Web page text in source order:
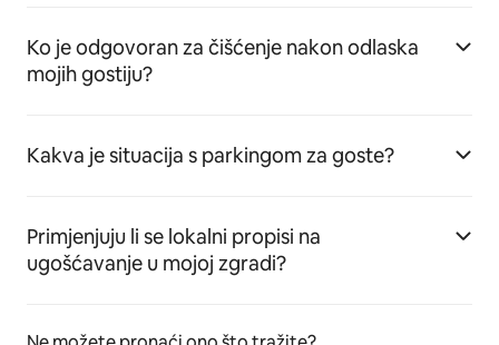
Ko je odgovoran za čišćenje nakon odlaska
mojih gostiju?
Kakva je situacija s parkingom za goste?
Primjenjuju li se lokalni propisi na
ugošćavanje u mojoj zgradi?